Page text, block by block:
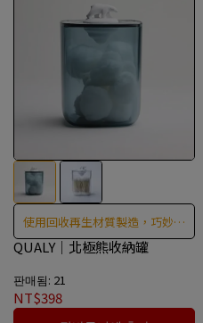
使用回收再生材質製造，巧妙地
節省空間
QUALY｜北極熊收納罐
판매됨: 21
NT$398